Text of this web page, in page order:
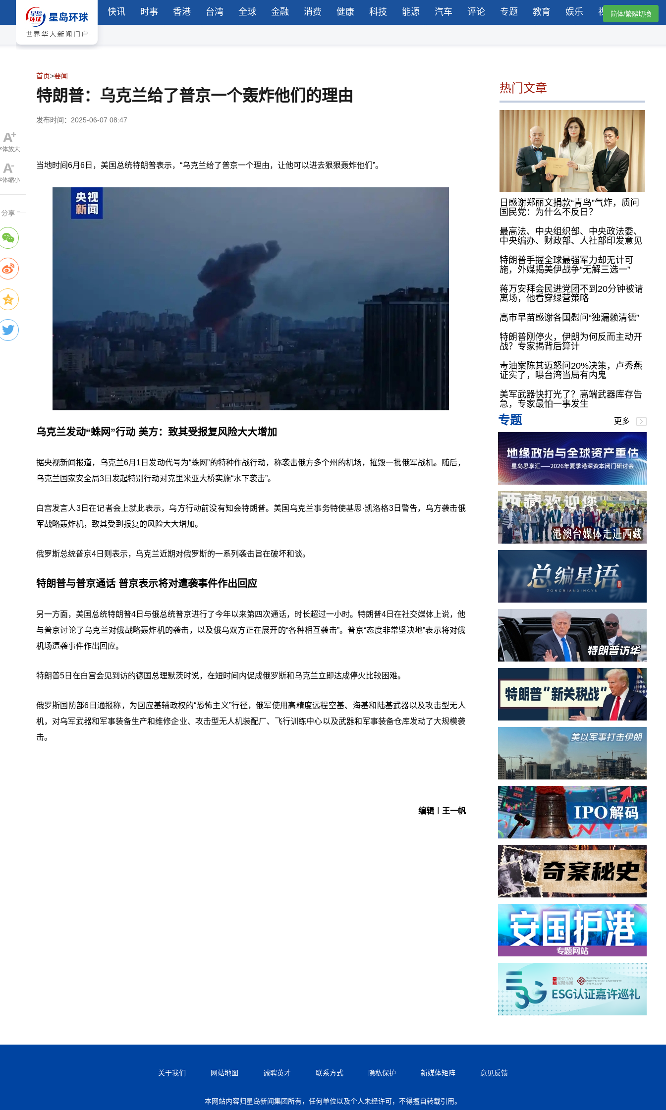
快讯 时事 香港 台湾 全球 金融 消费 健康 科技 能源 汽车 评论 专题 教育 娱乐 视频简体/繁體切換
首页>要闻
特朗普：乌克兰给了普京一个轰炸他们的理由
发布时间：2025-06-07 08:47
当地时间6月6日，美国总统特朗普表示，“乌克兰给了普京一个理由，让他可以进去狠狠轰炸他们”。
乌克兰发动“蛛网”行动 美方：致其受报复风险大大增加
据央视新闻报道，乌克兰6月1日发动代号为“蛛网”的特种作战行动，称袭击俄方多个州的机场，摧毁一批俄军战机。随后，
乌克兰国家安全局3日发起特别行动对克里米亚大桥实施“水下袭击”。
白宫发言人3日在记者会上就此表示，乌方行动前没有知会特朗普。美国乌克兰事务特使基思·凯洛格3日警告，乌方袭击俄
军战略轰炸机，致其受到报复的风险大大增加。
俄罗斯总统普京4日则表示，乌克兰近期对俄罗斯的一系列袭击旨在破坏和谈。
特朗普与普京通话 普京表示将对遭袭事件作出回应
另一方面，美国总统特朗普4日与俄总统普京进行了今年以来第四次通话，时长超过一小时。特朗普4日在社交媒体上说，他
与普京讨论了乌克兰对俄战略轰炸机的袭击，以及俄乌双方正在展开的“各种相互袭击”。普京“态度非常坚决地”表示将对俄
机场遭袭事件作出回应。
特朗普5日在白宫会见到访的德国总理默茨时说，在短时间内促成俄罗斯和乌克兰立即达成停火比较困难。
俄罗斯国防部6日通报称，为回应基辅政权的“恐怖主义”行径，俄军使用高精度远程空基、海基和陆基武器以及攻击型无人
机，对乌军武器和军事装备生产和维修企业、攻击型无人机装配厂、飞行训练中心以及武器和军事装备仓库发动了大规模袭
击。
编辑︱王一帆
热门文章
日感谢郑丽文捐款“青鸟”气炸，质问
国民党：为什么不反日？
最高法、中央组织部、中央政法委、
中央编办、财政部、人社部印发意见
特朗普手握全球最强军力却无计可
施，外媒揭美伊战争“无解三选一”
蒋万安拜会民进党团不到20分钟被请
离场，他看穿绿营策略
高市早苗感谢各国慰问“独漏赖清德”
特朗普刚停火，伊朗为何反而主动开
战？专家揭背后算计
毒油案陈其迈怒问20%决策，卢秀燕
证实了，曝台湾当局有内鬼
美军武器快打光了？高端武器库存告
急，专家最怕一事发生
专题 更多
关于我们 网站地图 诚聘英才 联系方式 隐私保护 新媒体矩阵 意见反馈
本网站内容归星岛新闻集团所有，任何单位以及个人未经许可，不得擅自转载引用。